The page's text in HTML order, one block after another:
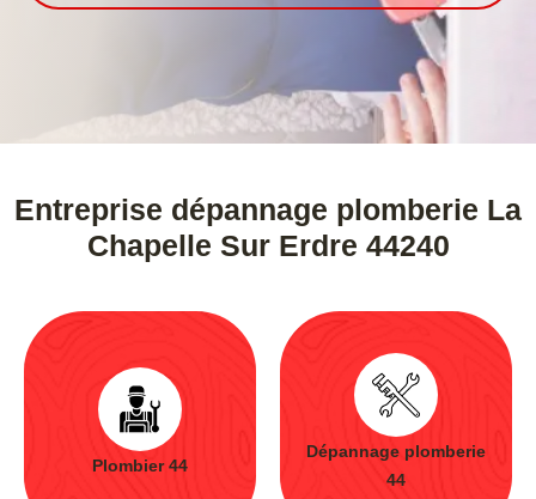
Entreprise dépannage plomberie La
Chapelle Sur Erdre 44240
Plombier 44
Dépannage plomberie
44